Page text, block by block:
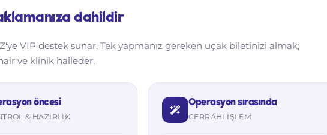
dahildir
VIP destek sunar. Tek yapmanız gereken uçak biletinizi almak;
ve klinik halleder.
öncesi
& HAZIRLIK
Operasyon sırasında
CERRAHI IŞLEM